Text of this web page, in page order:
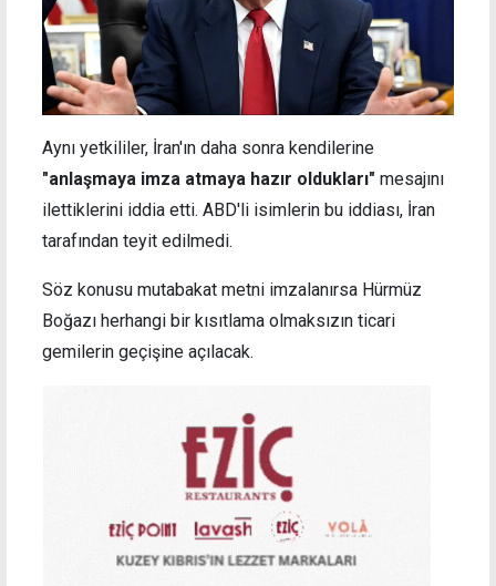
Aynı yetkililer, İran'ın daha sonra kendilerine
"anlaşmaya imza atmaya hazır oldukları" mesajını
ilettiklerini iddia etti. ABD'li isimlerin bu iddiası, İran
tarafından teyit edilmedi.
Söz konusu mutabakat metni imzalanırsa Hürmüz
Boğazı herhangi bir kısıtlama olmaksızın ticari
gemilerin geçişine açılacak.